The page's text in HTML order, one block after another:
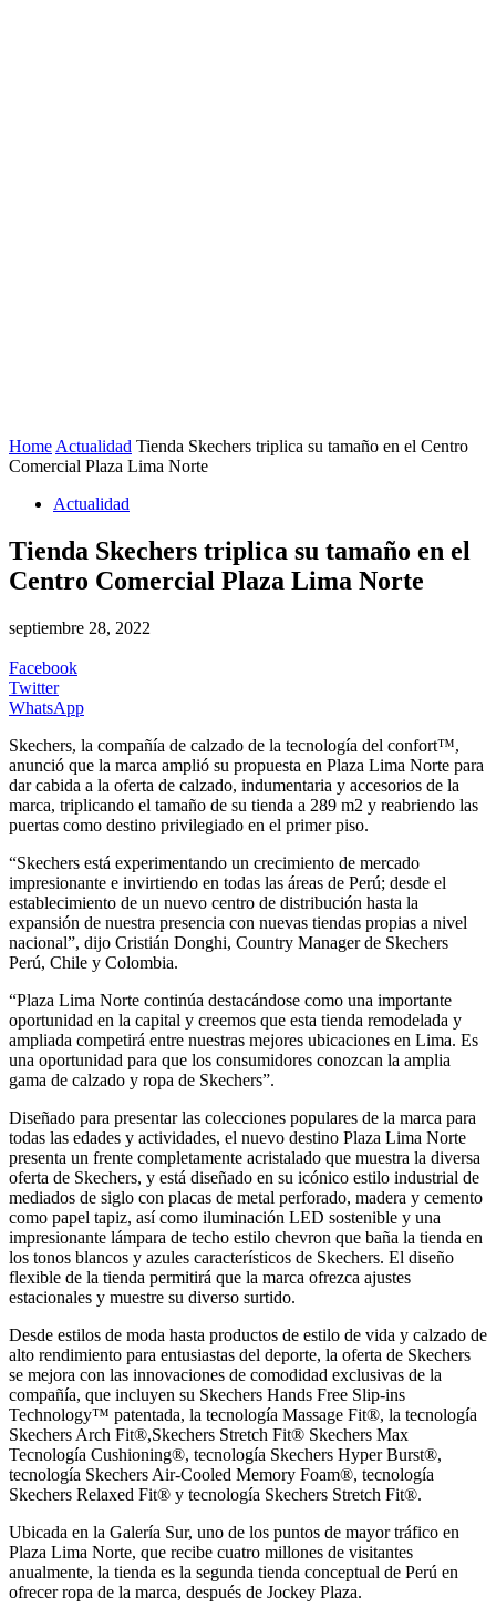
Home Actualidad Tienda Skechers triplica su tamaño en el Centro
Comercial Plaza Lima Norte
Actualidad
Tienda Skechers triplica su tamaño en el
Centro Comercial Plaza Lima Norte
septiembre 28, 2022
Facebook
Twitter
WhatsApp
Skechers, la compañía de calzado de la tecnología del confort™,
anunció que la marca amplió su propuesta en Plaza Lima Norte para
dar cabida a la oferta de calzado, indumentaria y accesorios de la
marca, triplicando el tamaño de su tienda a 289 m2 y reabriendo las
puertas como destino privilegiado en el primer piso.
“Skechers está experimentando un crecimiento de mercado
impresionante e invirtiendo en todas las áreas de Perú; desde el
establecimiento de un nuevo centro de distribución hasta la
expansión de nuestra presencia con nuevas tiendas propias a nivel
nacional”, dijo Cristián Donghi, Country Manager de Skechers
Perú, Chile y Colombia.
“Plaza Lima Norte continúa destacándose como una importante
oportunidad en la capital y creemos que esta tienda remodelada y
ampliada competirá entre nuestras mejores ubicaciones en Lima. Es
una oportunidad para que los consumidores conozcan la amplia
gama de calzado y ropa de Skechers”.
Diseñado para presentar las colecciones populares de la marca para
todas las edades y actividades, el nuevo destino Plaza Lima Norte
presenta un frente completamente acristalado que muestra la diversa
oferta de Skechers, y está diseñado en su icónico estilo industrial de
mediados de siglo con placas de metal perforado, madera y cemento
como papel tapiz, así como iluminación LED sostenible y una
impresionante lámpara de techo estilo chevron que baña la tienda en
los tonos blancos y azules característicos de Skechers. El diseño
flexible de la tienda permitirá que la marca ofrezca ajustes
estacionales y muestre su diverso surtido.
Desde estilos de moda hasta productos de estilo de vida y calzado de
alto rendimiento para entusiastas del deporte, la oferta de Skechers
se mejora con las innovaciones de comodidad exclusivas de la
compañía, que incluyen su Skechers Hands Free Slip-ins
Technology™ patentada, la tecnología Massage Fit®, la tecnología
Skechers Arch Fit®,Skechers Stretch Fit® Skechers Max
Tecnología Cushioning®, tecnología Skechers Hyper Burst®,
tecnología Skechers Air-Cooled Memory Foam®, tecnología
Skechers Relaxed Fit® y tecnología Skechers Stretch Fit®.
Ubicada en la Galería Sur, uno de los puntos de mayor tráfico en
Plaza Lima Norte, que recibe cuatro millones de visitantes
anualmente, la tienda es la segunda tienda conceptual de Perú en
ofrecer ropa de la marca, después de Jockey Plaza.